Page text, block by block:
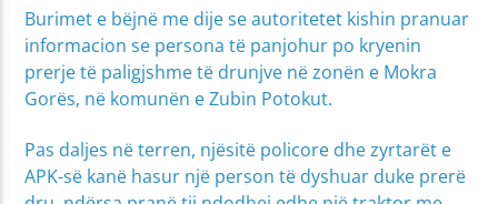
Burimet e bëjnë me dije se autoritetet kishin pranuar
informacion se persona të panjohur po kryenin
prerje të paligjshme të drunjve në zonën e Mokra
Gorës, në komunën e Zubin Potokut.
Pas daljes në terren, njësitë policore dhe zyrtarët e
APK-së kanë hasur një person të dyshuar duke prerë